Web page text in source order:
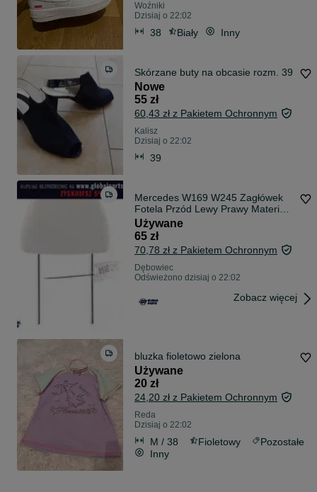
Woźniki
Dzisiaj o 22:02
38 Biały Inny
Skórzane buty na obcasie rozm. 39
Nowe
55 zł
60,43 zł z Pakietem Ochronnym
Kalisz
Dzisiaj o 22:02
39
Mercedes W169 W245 Zagłówek
Fotela Przód Lewy Prawy Materiał
Szary
Używane
65 zł
70,78 zł z Pakietem Ochronnym
Dębowiec
Odświeżono dzisiaj o 22:02
Zobacz więcej
bluzka fioletowo zielona
Używane
20 zł
24,20 zł z Pakietem Ochronnym
Reda
Dzisiaj o 22:02
M / 38 Fioletowy
Pozostałe
Inny